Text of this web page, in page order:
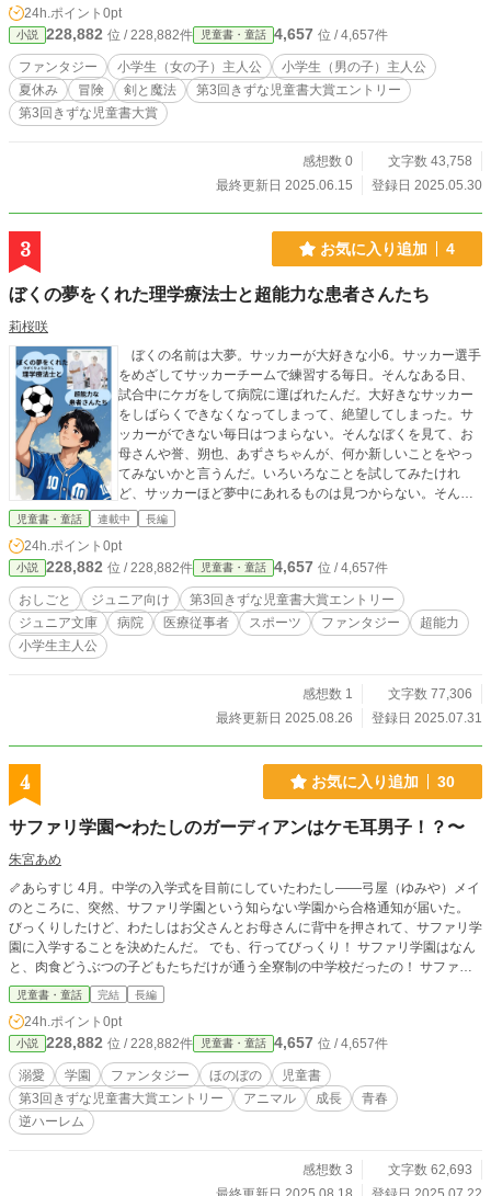
界』をめぐることになる。 やがて、ある『未完の物語の世
界』に辿り着き、そこでマリンが叶えたかった願いとは――
大切なものは物語の中で、ずっと待っていた。
24h.ポイント 0pt
小説 228,882 位 / 228,882件 児童書・童話 4,657 位 / 4,657件
ファンタジー 小学生（女の子）主人公
小学生（男の子）主人公
夏休み
冒険 剣と魔法
第3回きずな児童書大賞エントリー
第3回きずな児童書大賞
感想数 0
文字数 43,758
最終更新日 2025.06.15
登録日 2025.05.30
3 お気に入り追加 4
ぼくの夢をくれた理学療法士と超能力な患者さんたち
莉桜咲
ぼくの名前は大夢。サッカーが大好きな小6。サッカー選手
をめざしてサッカーチームで練習する毎日。そんなある日、
試合中にケガをして病院に運ばれたんだ。大好きなサッカー
をしばらくできなくなってしまって、絶望してしまった。サ
ッカーができない毎日はつまらない。そんなぼくを見て、お
母さんや誉、朔也、あずさちゃんが、何か新しいことをやっ
てみないかと言うんだ。いろいろなことを試してみたけれ
ど、サッカーほど夢中にあれるものは見つからない。そんな
ある日、元馬大学附属病院で開催される「職場体験学習」に
なかったけど、お父さんがご褒美をくれると言うから、行っ
てみることにしたんだ。そこで、理学療法士の相羽先生と一
緒に、理学療法士のおしごとを体験させてもらうことになっ
たんだ。その病院で、超能力を持つ患者さんたちに出会った
んだ。みんな、病気に負けず、一生懸命、リハビリを頑張っ
児童書・童話 連載中 長編
24h.ポイント 0pt
小説 228,882 位 / 228,882件 児童書・童話 4,657 位 / 4,657件
おしごと ジュニア向け
第3回きずな児童書大賞エントリー
ジュニア文庫
病院 医療従事者 スポーツ ファンタジー
超能力
小学生主人公
感想数 1
文字数 77,306
最終更新日 2025.08.26
登録日 2025.07.31
4 お気に入り追加 30
サファリ学園〜わたしのガーディアンはケモ耳男子！？〜
朱宮あめ
🦴あらすじ 4月。中学の入学式を目前にしていたわたし――弓屋（ゆみや）メイ
のところに、突然、サファリ学園という知らない学園から合格通知が届いた。
びっくりしたけど、わたしはお父さんとお母さんに背中を押されて、サファリ学
園に入学することを決めたんだ。 でも、行ってびっくり！ サファリ学園はなん
と、肉食どうぶつの子どもたちだけが通う全寮制の中学校だったの！ サファリ
学園には毎年、ニンゲンの生徒がひとりだけ招かれるという特別な制度があっ
て、今年選ばれたのがわたしだったんだって。 肉食どうぶつにとって本能をし
げきする存在らしいわたしには、ガーディアンっていう特別なボディーガードが
つくらしい。 わたしのガーディアンとなったのは、王子さまみたいにかっこい
い男の子、コハクくん。 コハクくんはライオンの男の子なんだって。 さらに、
同じ寮にはガーディアン候補生のマオくん（オオカミ）、アサヒくん（ユキヒョ
ウ）、レイくん（チーター）や元ガーディアンのナナセ先輩（ハイエナ）もい
て……毎日いろんな事件が起きたり起きなかったり！？ わたしの中学生活、ど
児童書・童話 完結 長編
24h.ポイント 0pt
小説 228,882 位 / 228,882件 児童書・童話 4,657 位 / 4,657件
溺愛 学園 ファンタジー ほのぼの
児童書
第3回きずな児童書大賞エントリー
アニマル 成長
青春
逆ハーレム
感想数 3
文字数 62,693